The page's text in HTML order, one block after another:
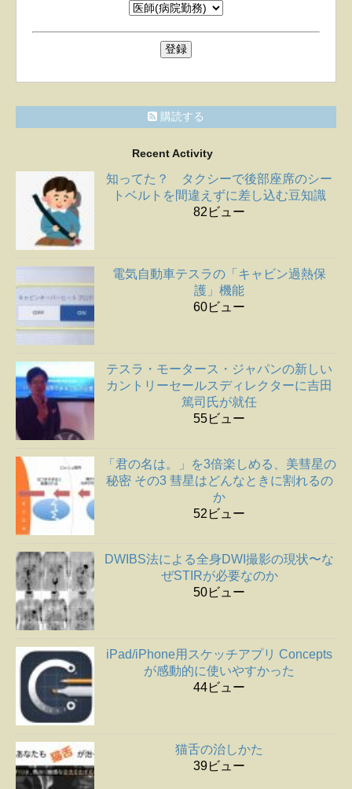
購読する
Recent Activity
知ってた？ タクシーで後部座席のシー
トベルトを間違えずに差し込む豆知識
82ビュー
電気自動車テスラの「キャビン過熱保
護」機能
60ビュー
テスラ・モータース・ジャパンの新しい
カントリーセールスディレクターに吉田
篤司氏が就任
55ビュー
「君の名は。」を3倍楽しめる、美彗星の
秘密 その3 彗星はどんなときに割れるの
か
52ビュー
DWIBS法による全身DWI撮影の現状〜な
ぜSTIRが必要なのか
50ビュー
iPad/iPhone用スケッチアプリ Concepts
が感動的に使いやすかった
44ビュー
猫舌の治しかた
39ビュー